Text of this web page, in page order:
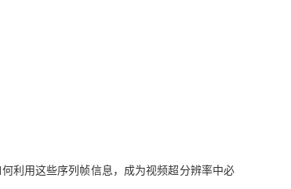
利用这些序列帧信息，成为视频超分辨率中必